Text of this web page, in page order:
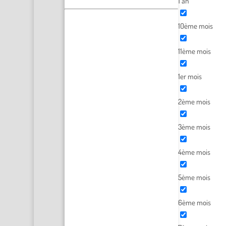
10ème mois
11ème mois
1er mois
2ème mois
3ème mois
4ème mois
5ème mois
6ème mois